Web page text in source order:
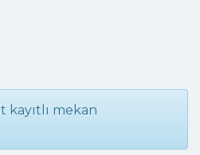
kayıtlı mekan